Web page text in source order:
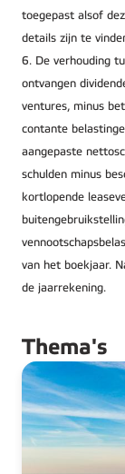
toegepast alsof
details zijn te
6. De verhouding
ontvangen
ventures, minus
contante
aangepaste
schulden minus
kortlopende
van het boekjaar.
de jaarrekening.
Thema's